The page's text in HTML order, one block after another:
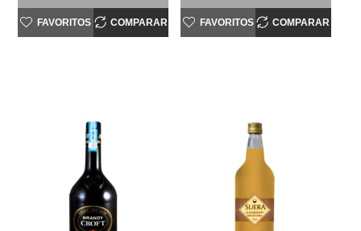
FAVORITOS COMPARAR FAVORITOS COMPARAR